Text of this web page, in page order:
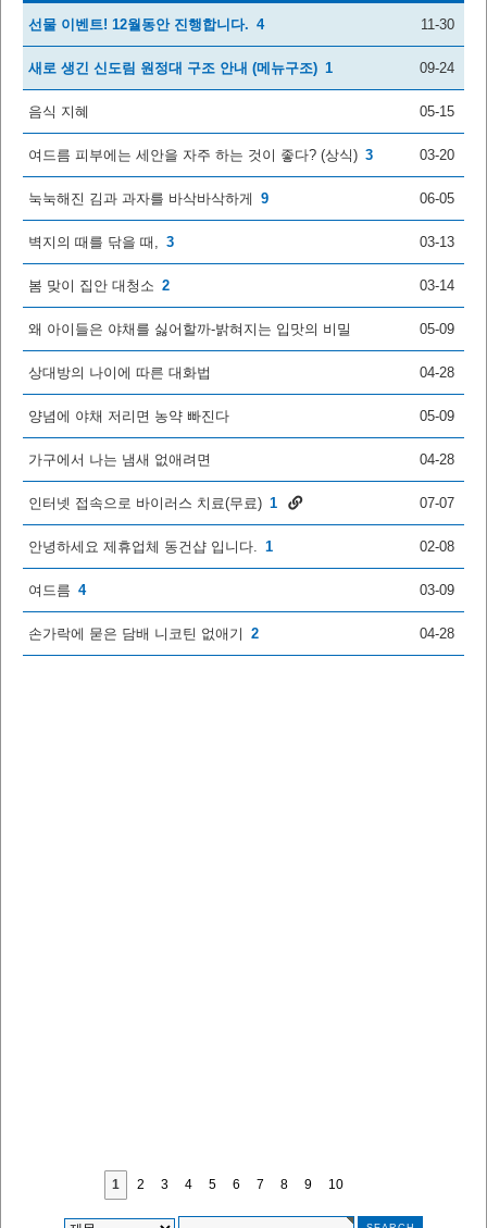
선물 이벤트! 12월동안 진행합니다. 4 11-30
새로 생긴 신도림 원정대 구조 안내 (메뉴구조) 1 09-24
음식 지혜 05-15
여드름 피부에는 세안을 자주 하는 것이 좋다? (상식) 3 03-20
눅눅해진 김과 과자를 바삭바삭하게 9 06-05
벽지의 때를 닦을 때, 3 03-13
봄 맞이 집안 대청소 2 03-14
왜 아이들은 야채를 싫어할까-밝혀지는 입맛의 비밀 05-09
상대방의 나이에 따른 대화법 04-28
양념에 야채 저리면 농약 빠진다 05-09
가구에서 나는 냄새 없애려면 04-28
인터넷 접속으로 바이러스 치료(무료) 1 07-07
안녕하세요 제휴업체 동건샵 입니다. 1 02-08
여드름 4 03-09
손가락에 묻은 담배 니코틴 없애기 2 04-28
1 2 3 4 5 6 7 8 9 10